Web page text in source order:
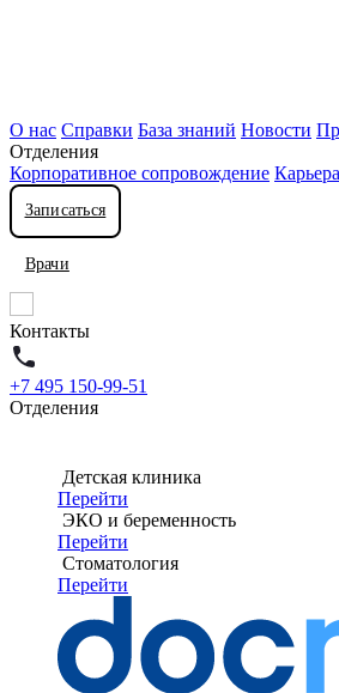
О нас Справки База знаний Новости
Отделения
Корпоративное сопровождение Карьера
Записаться
Врачи
Контакты
+7 495 150-99-51
Отделения
Детская клиника
Перейти
ЭКО и беременность
Перейти
Стоматология
Перейти